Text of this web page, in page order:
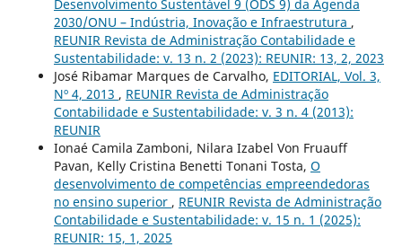
Desenvolvimento Sustentável 9 (ODS 9) da Agenda
2030/ONU – Indústria, Inovação e Infraestrutura ,
REUNIR Revista de Administração Contabilidade e
Sustentabilidade: v. 13 n. 2 (2023): REUNIR: 13, 2, 2023
José Ribamar Marques de Carvalho, EDITORIAL, Vol. 3,
Nº 4, 2013 , REUNIR Revista de Administração
Contabilidade e Sustentabilidade: v. 3 n. 4 (2013):
REUNIR
Ionaé Camila Zamboni, Nilara Izabel Von Fruauff
Pavan, Kelly Cristina Benetti Tonani Tosta, O
desenvolvimento de competências empreendedoras
no ensino superior , REUNIR Revista de Administração
Contabilidade e Sustentabilidade: v. 15 n. 1 (2025):
REUNIR: 15, 1, 2025